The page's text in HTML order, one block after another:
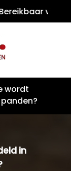
•
wordt
in